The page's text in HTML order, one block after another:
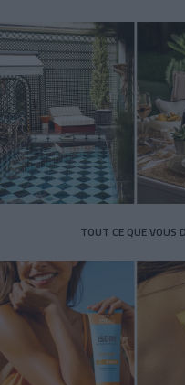
TOUT CE QUE VOUS